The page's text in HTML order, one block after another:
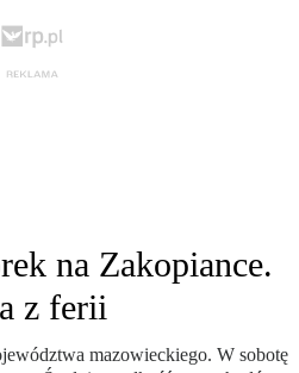
na Zakopiance.
z ferii
mazowieckiego. W sobotę